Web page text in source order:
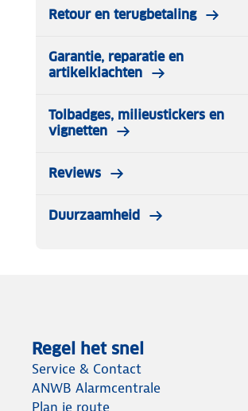
Retour en terugbetaling
Garantie, reparatie en
artikelklachten
Tolbadges, milieustickers en
vignetten
Reviews
Duurzaamheid
Regel het snel
Service & Contact
ANWB Alarmcentrale
Plan je route